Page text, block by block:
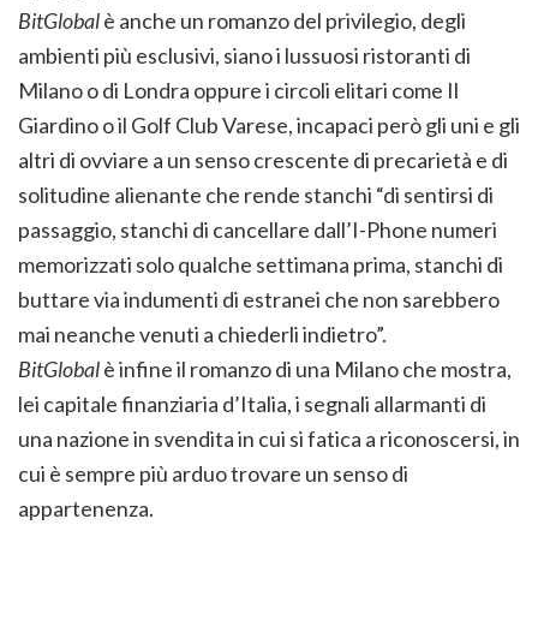
BitGlobalè anche un romanzo del privilegio, degli
ambienti più esclusivi, siano i lussuosi ristoranti di
Milano o di Londra oppure i circoli elitari come Il
Giardino o il Golf Club Varese, incapaci però gli uni e gli
altri di ovviare a un senso crescente di precarietà e di
solitudine alienante che rende stanchi “di sentirsi di
passaggio, stanchi di cancellare dall’I-Phone numeri
memorizzati solo qualche settimana prima, stanchi di
buttare via indumenti di estranei che non sarebbero
mai neanche venuti a chiederli indietro”.
BitGlobalè infine il romanzo di una Milano che mostra,
lei capitale finanziaria d’Italia, i segnali allarmanti di
una nazione in svendita in cui si fatica a riconoscersi, in
cui è sempre più arduo trovare un senso di
appartenenza.